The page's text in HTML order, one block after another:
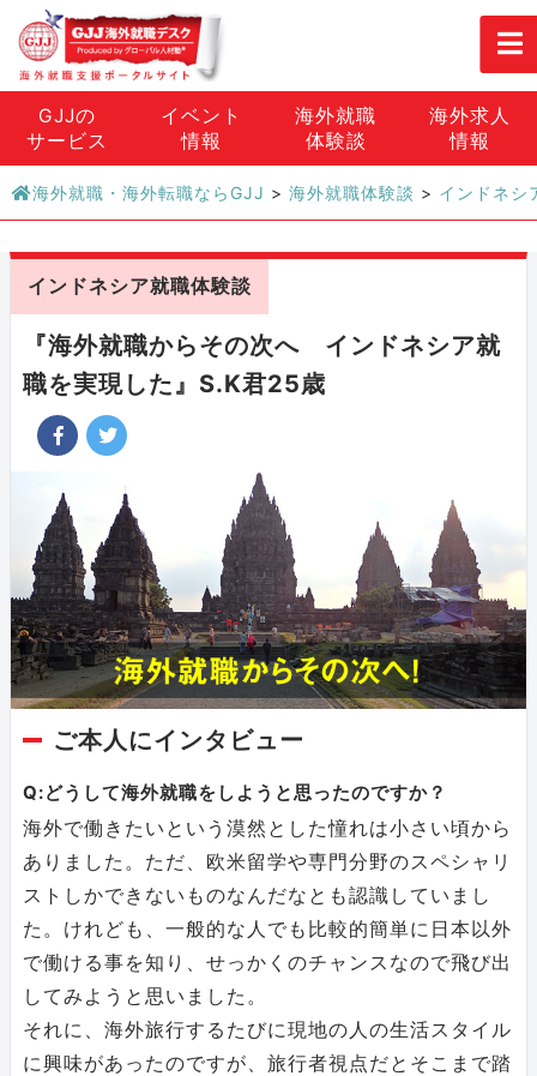
GJJの
サービス
イベント
情報
海外就職
体験談
海外求人
情報
海外就職・海外転職ならGJJ > 海外就職体験談 > インドネシ
インドネシア就職体験談
『海外就職からその次へ インドネシア就
職を実現した』S.K君25歳
ご本人にインタビュー
Q:どうして海外就職をしようと思ったのですか？
海外で働きたいという漠然とした憧れは小さい頃から
ありました。ただ、欧米留学や専門分野のスペシャリ
ストしかできないものなんだなとも認識していまし
た。けれども、一般的な人でも比較的簡単に日本以外
で働ける事を知り、せっかくのチャンスなので飛び出
してみようと思いました。
それに、海外旅行するたびに現地の人の生活スタイル
に興味があったのですが、旅行者視点だとそこまで踏